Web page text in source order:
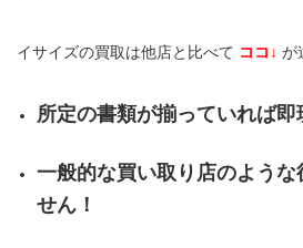
イサイズの買取は他店と比べて ココ↓ が
所定の書類が揃っていれば即
一般的な買い取り店のような
せん！